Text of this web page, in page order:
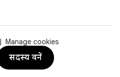
Manage cookies
सदस्य बनें